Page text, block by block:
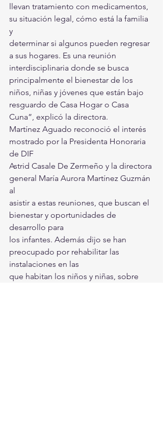
llevan tratamiento con medicamentos,
su situación legal, cómo está la familia
y
determinar si algunos pueden regresar
a sus hogares. Es una reunión
interdisciplinaria donde se busca
principalmente el bienestar de los
niños, niñas y jóvenes que están bajo
resguardo de Casa Hogar o Casa
Cuna”, explicó la directora.
Martínez Aguado reconoció el interés
mostrado por la Presidenta Honoraria
de DIF
Astrid Casale De Zermeño y la directora
general María Aurora Martínez Guzmán
al
asistir a estas reuniones, que buscan el
bienestar y oportunidades de
desarrollo para
los infantes. Además dijo se han
preocupado por rehabilitar las
instalaciones en las
que habitan los niños y niñas, sobre